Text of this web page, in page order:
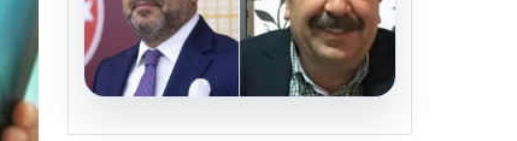
06.08.2026